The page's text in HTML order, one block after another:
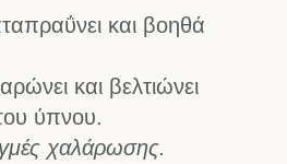
και βοηθά
και βελτιώνει
ύπνου.
χαλάρωσης.